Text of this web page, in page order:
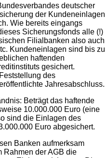
deutscher
der Kundeneinlagen
Wie bereits eingangs
Sicherungsfonds alle (!)
Filialbanken also auch
Kundeneinlagen sind bis zu
haftenden
gesichert.
des
Jahresabschluss.
Beträgt das haftende
10.000.000 Euro (eine
sind die Einlagen des
Euro abgesichert.
Banken aufmerksam
Rahmen der AGB die